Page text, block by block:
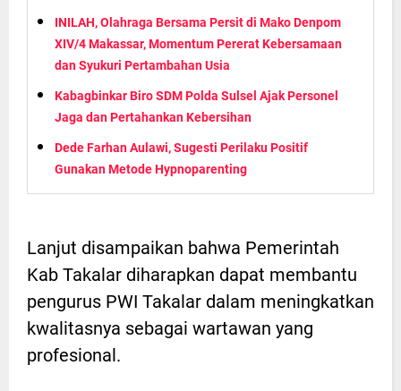
INILAH, Olahraga Bersama Persit di Mako Denpom
XIV/4 Makassar, Momentum Pererat Kebersamaan
dan Syukuri Pertambahan Usia
Kabagbinkar Biro SDM Polda Sulsel Ajak Personel
Jaga dan Pertahankan Kebersihan
Dede Farhan Aulawi, Sugesti Perilaku Positif
Gunakan Metode Hypnoparenting
Lanjut disampaikan bahwa Pemerintah
Kab Takalar diharapkan dapat membantu
pengurus PWI Takalar dalam meningkatkan
kwalitasnya sebagai wartawan yang
profesional.